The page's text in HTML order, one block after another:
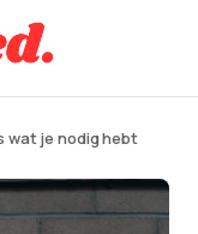
wat je nodig hebt